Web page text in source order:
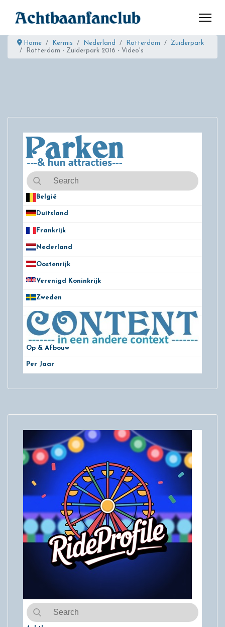
Home Kermis Nederland Rotterdam
Zuiderpark
Rotterdam - Zuiderpark 2016 - Video's
België
Duitsland
Frankrijk
Nederland
Oostenrijk
Verenigd Koninkrijk
Zweden
Op & Afbouw
Per Jaar